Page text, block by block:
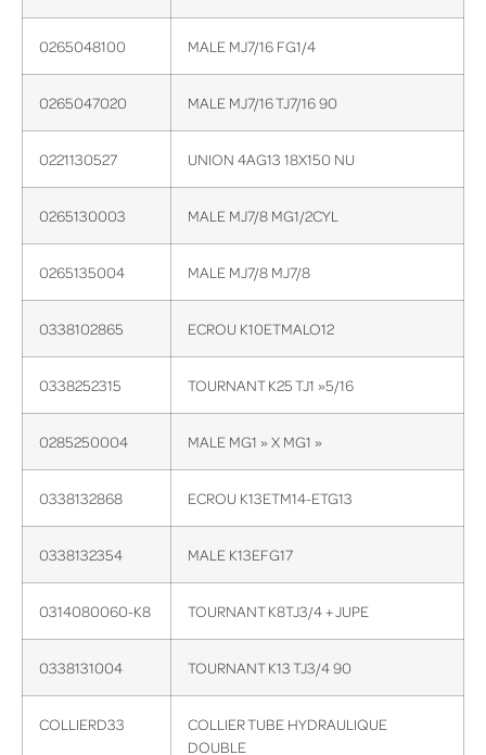
0265048100 MALE MJ7/16 FG1/4
0265047020 MALE MJ7/16 TJ7/16 90
0221130527 UNION 4AG13 18X150 NU
0265130003 MALE MJ7/8 MG1/2CYL
0265135004 MALE MJ7/8 MJ7/8
0338102865 ECROU K10ETMALO12
0338252315 TOURNANT K25 TJ1 »5/16
0285250004 MALE MG1 » X MG1 »
0338132868 ECROU K13ETM14-ETG13
0338132354 MALE K13EFG17
0314080060-K8 TOURNANT K8TJ3/4 + JUPE
0338131004 TOURNANT K13 TJ3/4 90
COLLIERD33
COLLIER TUBE HYDRAULIQUE
DOUBLE